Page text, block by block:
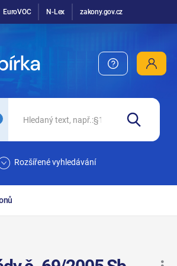
EuroVOC N-Lex zakony.gov.cz
Rozšířené vyhledávání